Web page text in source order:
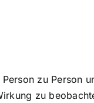
zu Person
zu